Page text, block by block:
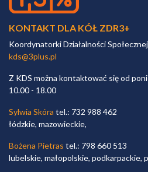
KONTAKT DLA KÓŁ ZDR3+
Koordynatorki Działalności Społecznej
kds@3plus.pl
Z KDS można kontaktować się od
10.00 - 18.00
Sylwia Skóra tel.: 732 988 462
łódzkie, mazowieckie,
Bożena Pietras tel.: 798 660 513
lubelskie, małopolskie, podkarpackie,